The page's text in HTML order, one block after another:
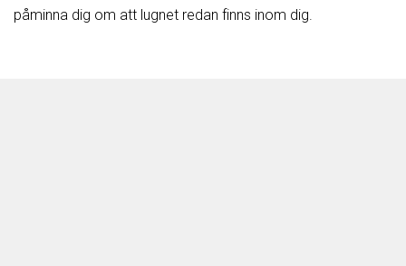
påminna dig om att lugnet redan finns inom dig.